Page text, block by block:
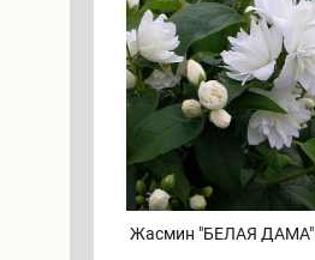
Жасмин "БЕЛАЯ ДАМА"